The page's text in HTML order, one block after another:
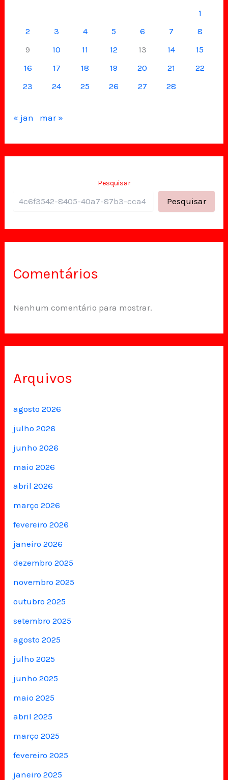
1
2
3 4 5 6 7
8
9
10 11 12 13 14
15
16
17 18 19 20 21
22
23
24 25 26 27 28
« jan mar »
Pesquisar
Pesquisar
Comentários
Nenhum comentário para mostrar.
Arquivos
agosto 2026
julho 2026
junho 2026
maio 2026
abril 2026
março 2026
fevereiro 2026
janeiro 2026
dezembro 2025
novembro 2025
outubro 2025
setembro 2025
agosto 2025
julho 2025
junho 2025
maio 2025
abril 2025
março 2025
fevereiro 2025
janeiro 2025